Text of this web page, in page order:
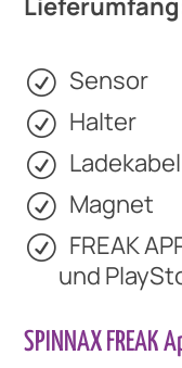
Sensor
Halter
Ladekabel
Magnet
FREAK
und
SPINNAX FREAK